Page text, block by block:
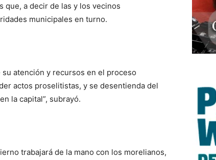
que, a decir de las y los vecinos
municipales en turno.
atención y recursos en el proceso
actos proselitistas, y se desentienda del
la capital”, subrayó.
trabajará de la mano con los morelianos,